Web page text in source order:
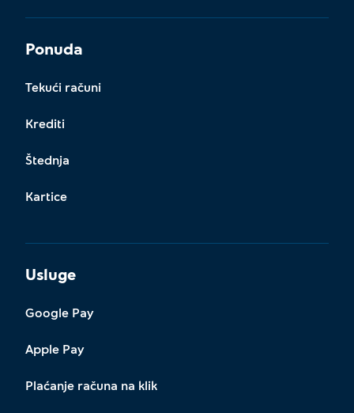
Ponuda
Tekući računi
Krediti
Štednja
Kartice
Usluge
Google Pay
Apple Pay
Plaćanje računa na klik